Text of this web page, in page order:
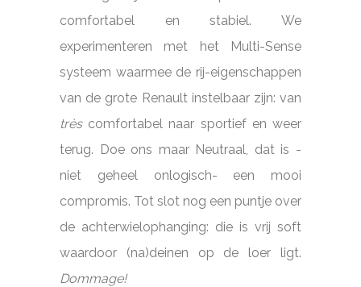
comfortabel en stabiel. We
experimenteren met het Multi-Sense
systeem waarmee de rij-eigenschappen
van de grote Renault instelbaar zijn: van
trèscomfortabel naar sportief en weer
terug. Doe ons maar Neutraal, dat is -
niet geheel onlogisch- een mooi
compromis. Tot slot nog een puntje over
de achterwielophanging: die is vrij soft
waardoor (na)deinen op de loer ligt.
Dommage!